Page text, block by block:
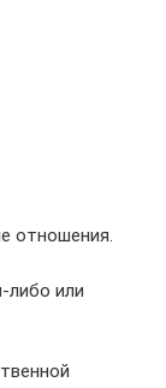
отношения.
либо или